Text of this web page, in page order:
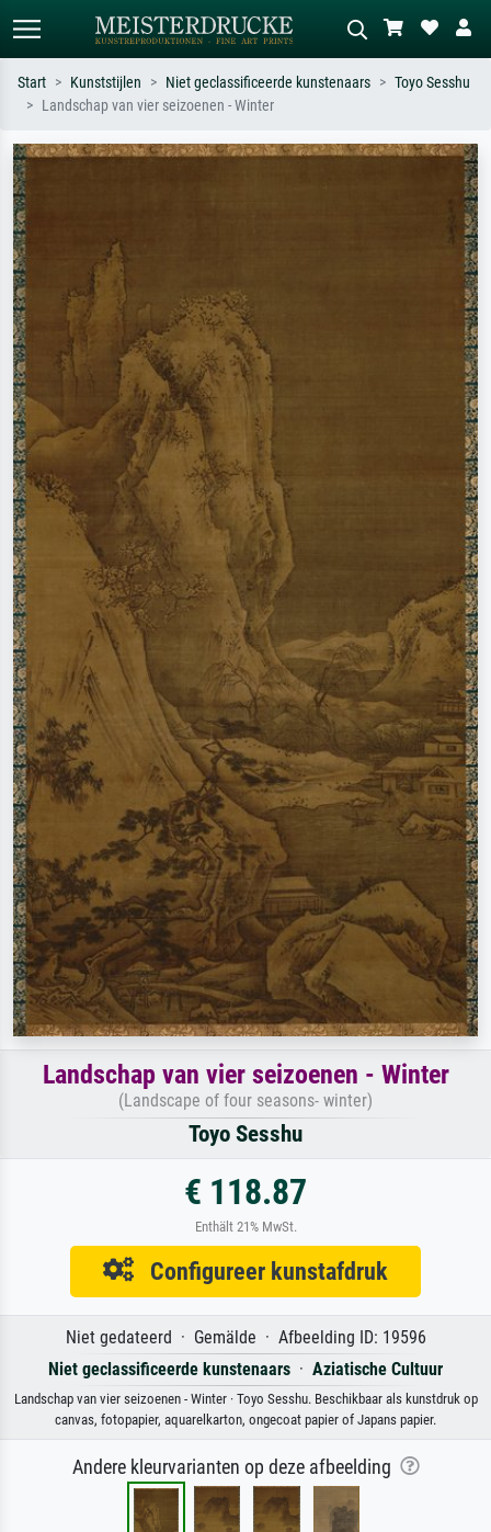
Zoek op kunstenaar, titel of stijl – bijv.
Monet, Sterrennacht, impressionisme,
Beschrijf de scène – bijv. groene
weide, abstract met veel rood, donker
olieverfschilderij, staand naakt naast
Start Kunststijlen Niet geclassificeerde kunstenaars
Toyo Sesshu
Landschap van vier seizoenen - Winter
Landschap van vier seizoenen - Winter
(Landscape of four seasons- winter)
Toyo Sesshu
€ 118.87
Enthält 21% MwSt.
Configureer kunstafdruk
Niet gedateerd · Gemälde · Afbeelding ID: 19596
Niet geclassificeerde kunstenaars · Aziatische Cultuur
Landschap van vier seizoenen - Winter · Toyo Sesshu. Beschikbaar als kunstdruk op
canvas, fotopapier, aquarelkarton, ongecoat papier of Japans papier.
Andere kleurvarianten op deze afbeelding